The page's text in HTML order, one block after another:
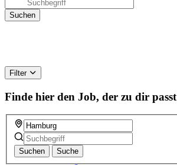
Filter
Finde hier den Job, der zu dir passt
Suchen Suche